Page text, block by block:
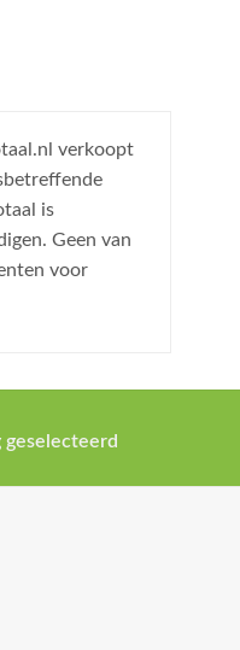
verkoopt
is
Geen van
voor
geselecteerd